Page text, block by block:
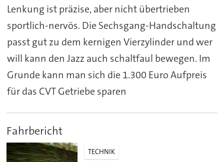
Lenkung ist präzise, aber nicht übertrieben
sportlich-nervös. Die Sechsgang-Handschaltung
passt gut zu dem kernigen Vierzylinder und wer
will kann den Jazz auch schaltfaul bewegen. Im
Grunde kann man sich die 1.300 Euro Aufpreis
für das CVT Getriebe sparen
Fahrbericht
TECHNIK